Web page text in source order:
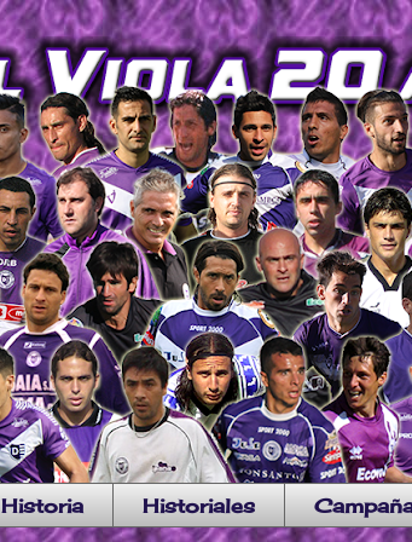
Historia Historiales